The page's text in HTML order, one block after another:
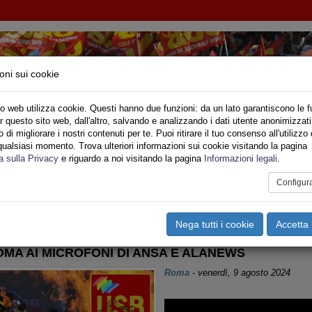
SINDACALE DI BASE SETTORE VIGILI DEL
Privato Territori Sociale Speciali Multimedia
AI MICROFONI DI ANSA E ALANEWS
Roma- venerdì, 9 agosto 2024
sui cookie
web utilizza cookie. Questi hanno due funzioni: da un lato garantiscono le
questo sito web, dall'altro, salvando e analizzando i dati utente
di migliorare i nostri contenuti per te. Puoi ritirare il tuo consenso all'utilizzo
momento. Trova ulteriori informazioni sui cookie visitando la pagina
sulla Privacy e riguardo a noi visitando la pagina Informazioni legali.
Nega tutti i cookie Accetta